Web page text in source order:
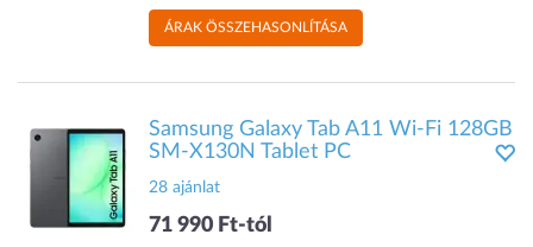
ÁRAK ÖSSZEHASONLÍTÁSA
Samsung Galaxy Tab A11 Wi-Fi 128GB
SM-X130N Tablet PC
28 ajánlat
71 990 Ft-tól